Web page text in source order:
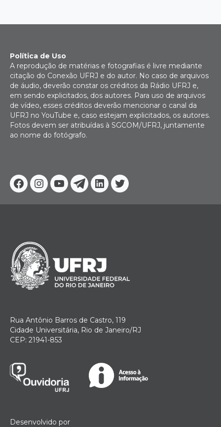
Facebook
Instagram
YoutubeTelegram
Linkedin
Twitter
Política de Uso
A reprodução de matérias e fotografias é livre mediante
citação do Conexão UFRJ e do autor. No caso de arquivos
de áudio, deverão constar os créditos da Rádio UFRJ e,
em sendo explicitados, dos autores. Para uso de arquivos
de vídeo, esses créditos deverão mencionar o canal da
UFRJ no YouTube e, caso estejam explicitados, os autores.
Fotos devem ser atribuídas à SGCOM/UFRJ, juntamente
ao nome do fotógrafo.
Rua Antônio Barros de Castro, 119
Cidade Universitária, Rio de Janeiro/RJ
CEP: 21941-853
Desenvolvido por